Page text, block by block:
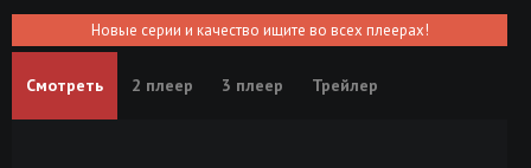
Новые серии и качество ищите во всех плеерах!
Смотреть 2 плеер 3 плеер Трейлер